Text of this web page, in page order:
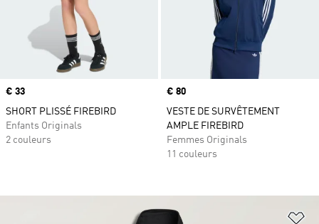
Prix
€ 33
SHORT PLISSÉ FIREBIRD
Enfants Originals
2 couleurs
Prix
€ 80
VESTE DE SURVÊTEMENT
AMPLE FIREBIRD
Femmes Originals
11 couleurs